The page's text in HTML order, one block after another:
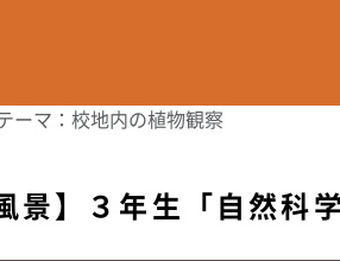
ーマ：校地内の植物観察
景】３年生「自然科